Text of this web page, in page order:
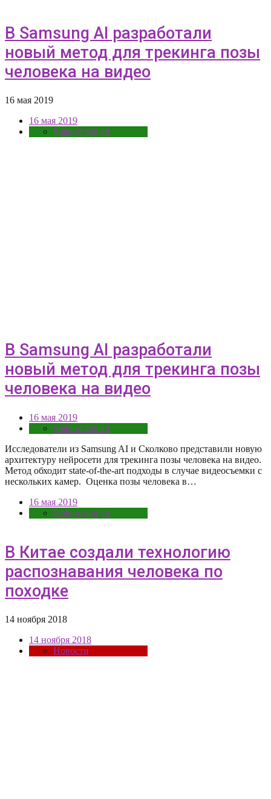
В Samsung AI разработали
новый метод для трекинга позы
человека на видео
16 мая 2019
16 мая 2019
State-of-the-art
В Samsung AI разработали
новый метод для трекинга позы
человека на видео
16 мая 2019
State-of-the-art
Исследователи из Samsung AI и Сколково представили новую
архитектуру нейросети для трекинга позы человека на видео.
Метод обходит state-of-the-art подходы в случае видеосъемки с
нескольких камер. Оценка позы человека в…
16 мая 2019
State-of-the-art
В Китае создали технологию
распознавания человека по
походке
14 ноября 2018
14 ноября 2018
Новости